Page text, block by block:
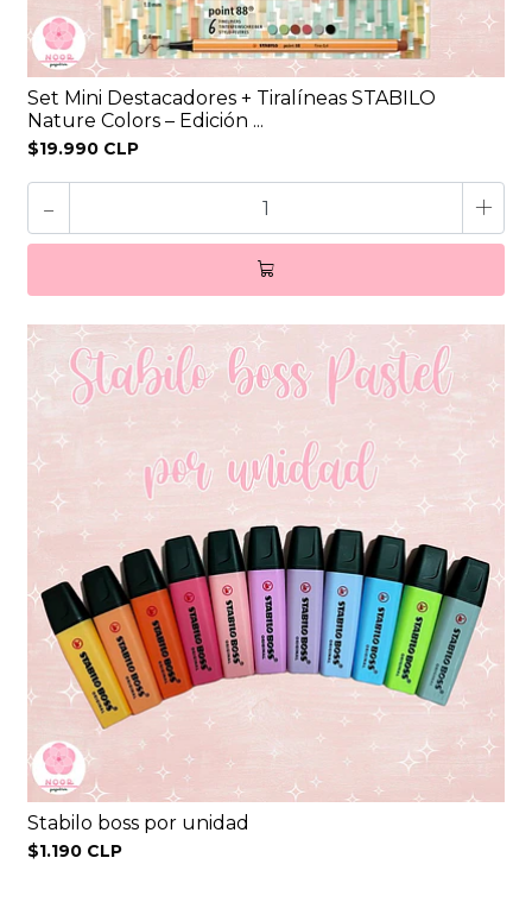
Set Mini Destacadores + Tiralíneas STABILO
Nature Colors – Edición ...
$19.990 CLP
- +
Stabilo boss por unidad
$1.190 CLP